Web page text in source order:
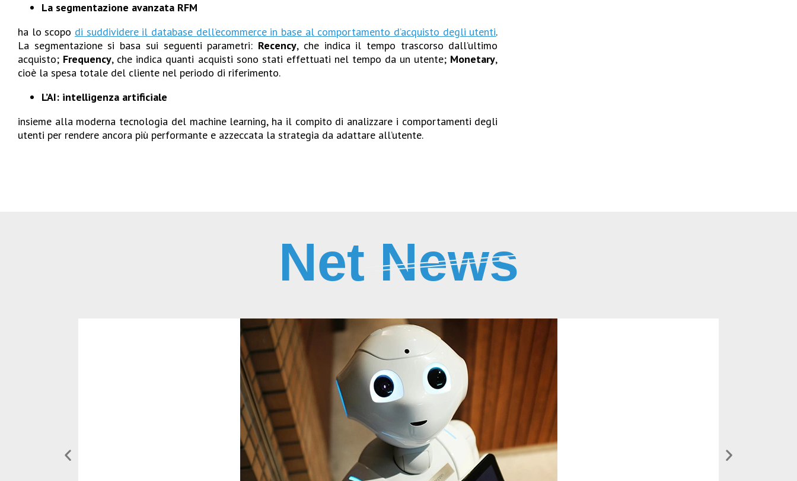
La segmentazione avanzata RFM
ha lo scopo di suddividere il database dell’ecommerce in base al comportamento d’acquisto degli utenti.
La segmentazione si basa sui seguenti parametri: Recency, che indica il tempo trascorso dall’ultimo
acquisto; Frequency, che indica quanti acquisti sono stati effettuati nel tempo da un utente; Monetary,
cioè la spesa totale del cliente nel periodo di riferimento.
L’AI: intelligenza artificiale
insieme alla moderna tecnologia del machine learning, ha il compito di analizzare i comportamenti degli
utenti per rendere ancora più performante e azzeccata la strategia da adattare all’utente.
Net News